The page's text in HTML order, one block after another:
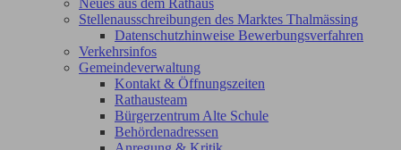
Neues aus dem Rathaus
Stellenausschreibungen des Marktes Thalmässing
Datenschutzhinweise Bewerbungsverfahren
Verkehrsinfos
Gemeindeverwaltung
Kontakt & Öffnungszeiten
Rathausteam
Bürgerzentrum Alte Schule
Behördenadressen